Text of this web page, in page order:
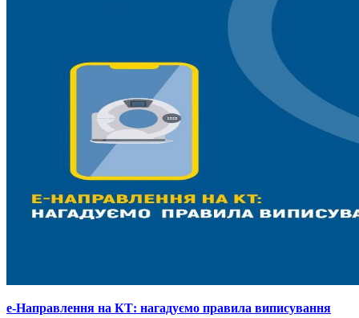
е-Направлення на КТ: нагадуємо правила виписування